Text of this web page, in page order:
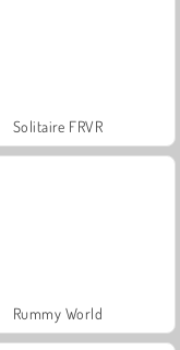
Solitaire FRVR
Rummy World